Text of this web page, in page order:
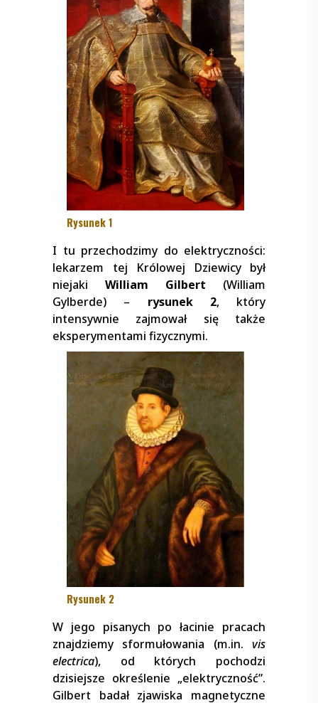
Rysunek 1
I tu przechodzimy do elektryczności:
lekarzem tej Królowej Dziewicy był
niejaki William Gilbert (William
Gylberde) – rysunek 2, który
intensywnie zajmował się także
eksperymentami fizycznymi.
Rysunek 2
W jego pisanych po łacinie pracach
znajdziemy sformułowania (m.in. vis
electrica), od których pochodzi
dzisiejsze określenie „elektryczność”.
Gilbert badał zjawiska magnetyczne